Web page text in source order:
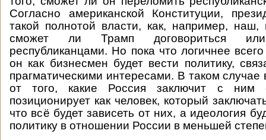
Согласно американской Конституции,
такой полнотой власти, как, например, наш,
сможет ли Трамп договориться
республиканцами. Но пока что логичнее
он как бизнесмен будет вести политику,
прагматическими интересами. В таком случае
от того, какие Россия заключит с ним
позиционирует как человек, который
что всё будет зависеть от них, а идеология
политику в отношении России в меньшей